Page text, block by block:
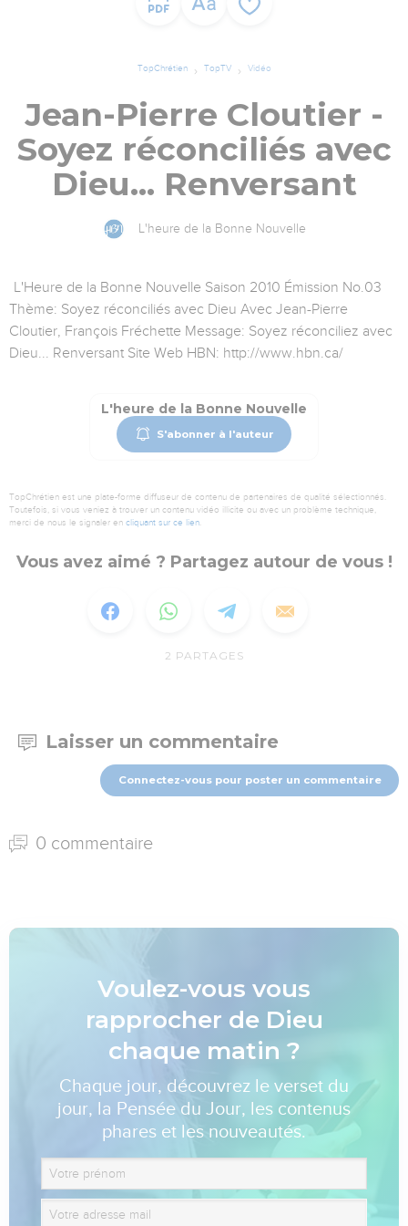
TopChrétien TopTV Vidéo
Jean-Pierre Cloutier -
Soyez réconciliés avec
Dieu... Renversant
L'heure de la Bonne Nouvelle
L'Heure de la Bonne Nouvelle Saison 2010 Émission No.03
Thème: Soyez réconciliés avec Dieu Avec Jean-Pierre
Cloutier, François Fréchette Message: Soyez réconciliez avec
Dieu... Renversant Site Web HBN: http://www.hbn.ca/
L'heure de la Bonne Nouvelle
S'abonner à l'auteur
TopChrétien est une plate-forme diffuseur de contenu de partenaires de qualité sélectionnés.
Toutefois, si vous veniez à trouver un contenu vidéo illicite ou avec un problème technique,
merci de nous le signaler en cliquant sur ce lien.
Vous avez aimé ? Partagez autour de vous !
2 PARTAGES
Laisser un commentaire
Connectez-vous pour poster un commentaire
0 commentaire
Voulez-vous vous
rapprocher de Dieu
chaque matin ?
Chaque jour, découvrez le verset du
jour, la Pensée du Jour, les contenus
phares et les nouveautés.